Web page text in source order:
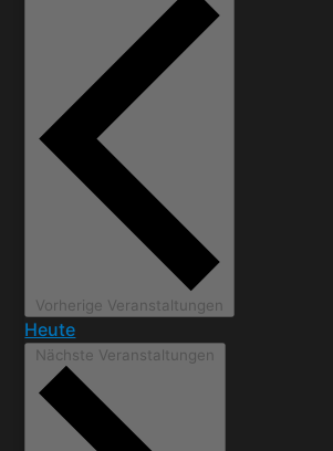
Vorherige Veranstaltungen
Heute
Nächste Veranstaltungen